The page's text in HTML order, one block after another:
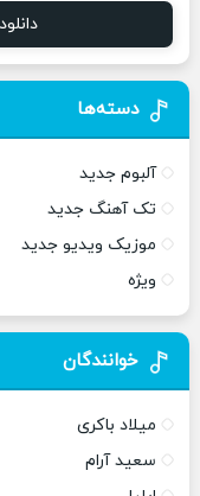
دسته‌ها
آلبوم جدید
تک آهنگ جدید
موزیک ویدیو جدید
ویژه
خوانندگان
میلاد باکری
سعید آرام